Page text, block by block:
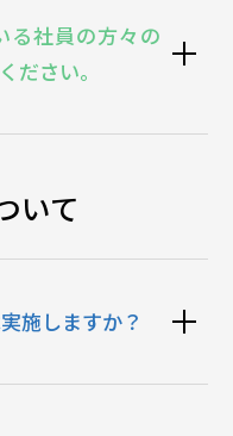
る社員の方々の
ださい。
いて
施しますか？